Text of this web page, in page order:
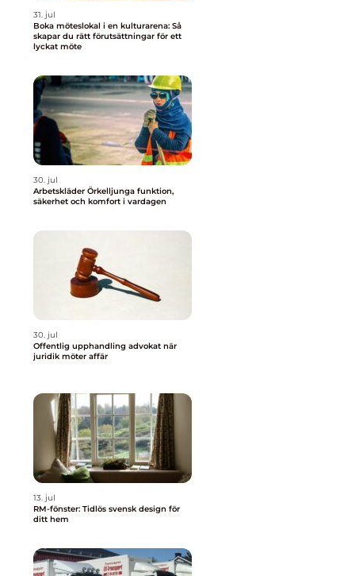
31. jul
Boka möteslokal i en kulturarena: Så
skapar du rätt förutsättningar för ett
lyckat möte
30. jul
Arbetskläder Örkelljunga funktion,
säkerhet och komfort i vardagen
30. jul
Offentlig upphandling advokat när
juridik möter affär
13. jul
RM-fönster: Tidlös svensk design för
ditt hem